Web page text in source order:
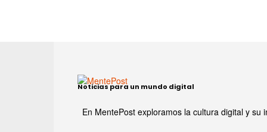
Noticias para un mundo digital
En MentePost exploramos la cultura digital y su